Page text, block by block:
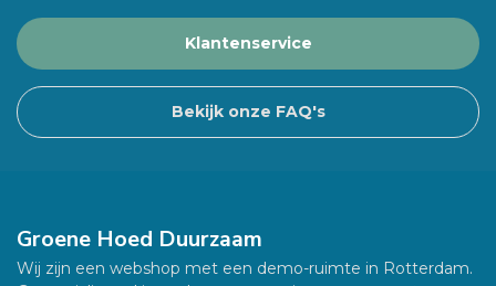
Klantenservice
Bekijk onze FAQ's
Groene Hoed Duurzaam
Wij zijn een webshop met een demo-ruimte in Rotterdam.